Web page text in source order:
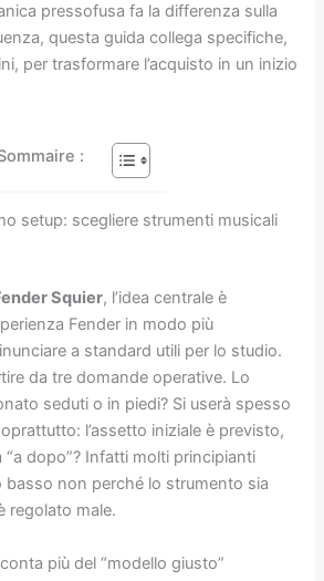
pressofusa fa la differenza sulla
questa guida collega specifiche,
per trasformare l’acquisto in un inizio
:
setup: scegliere strumenti musicali
Squier, l’idea centrale è
Fender in modo più
a standard utili per lo studio.
da tre domande operative. Lo
seduti o in piedi? Si userà spesso
l’assetto iniziale è previsto,
dopo”? Infatti molti principianti
basso non perché lo strumento sia
regolato male.
più del “modello giusto”